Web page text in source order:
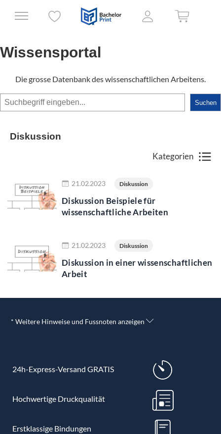
Wissensportal
Die grosse Datenbank des wissenschaftlichen Arbeitens.
Suchen Suchen
Diskussion
Kategorien
21.02.2023 Diskussion
Diskussion Beispiele für
wissenschaftliche Arbeiten
21.02.2023 Diskussion
Diskussion in einer wissenschaftlichen
Arbeit
* Weitere Hinweise und Fussnoten anzeigen
24h-Express-Versand GRATIS
Hochwertige Druckqualität
Erstklassige Bindungen